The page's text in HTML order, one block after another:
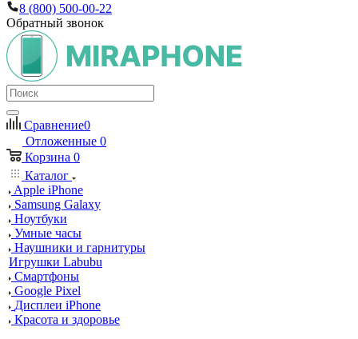
8 (800) 500-00-22
Обратный звонок
Сравнение0
Отложенные 0
Корзина 0
Каталог
Apple iPhone
Samsung Galaxy
Ноутбуки
Умные часы
Наушники и гарнитуры
Игрушки Labubu
Смартфоны
Google Pixel
Дисплеи iPhone
Красота и здоровье